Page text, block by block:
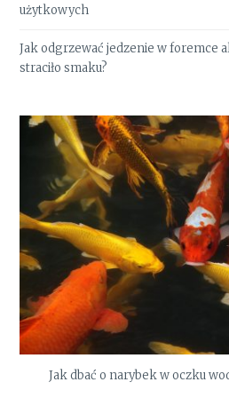
użytkowych
Jak odgrzewać jedzenie w foremce
straciło smaku?
Jak dbać o narybek w oczku